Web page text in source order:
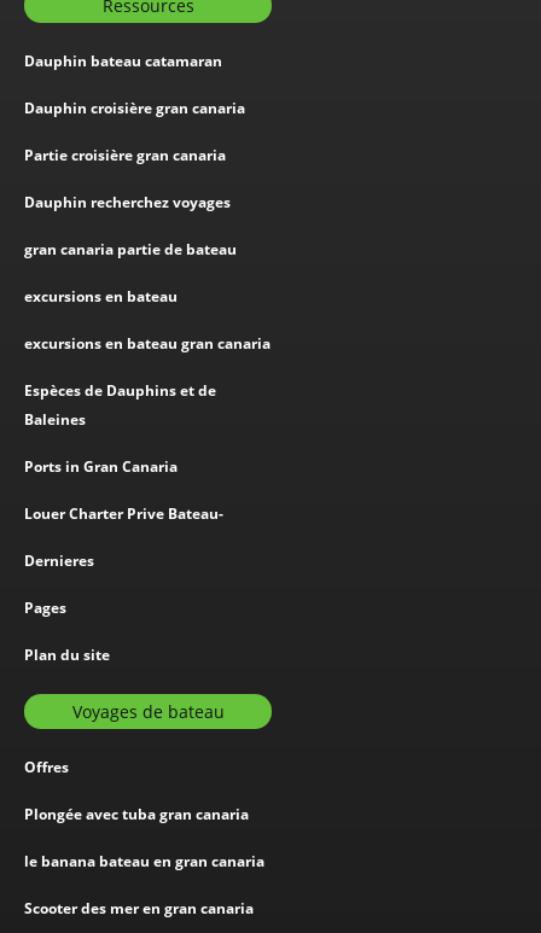
Ressources
Dauphin bateau catamaran
Dauphin croisière gran canaria
Partie croisière gran canaria
Dauphin recherchez voyages
gran canaria partie de bateau
excursions en bateau
excursions en bateau gran canaria
Espèces de Dauphins et de
Baleines
Ports in Gran Canaria
Louer Charter Prive Bateau-
Dernieres
Pages
Plan du site
Voyages de bateau
Offres
Plongée avec tuba gran canaria
le banana bateau en gran canaria
Scooter des mer en gran canaria